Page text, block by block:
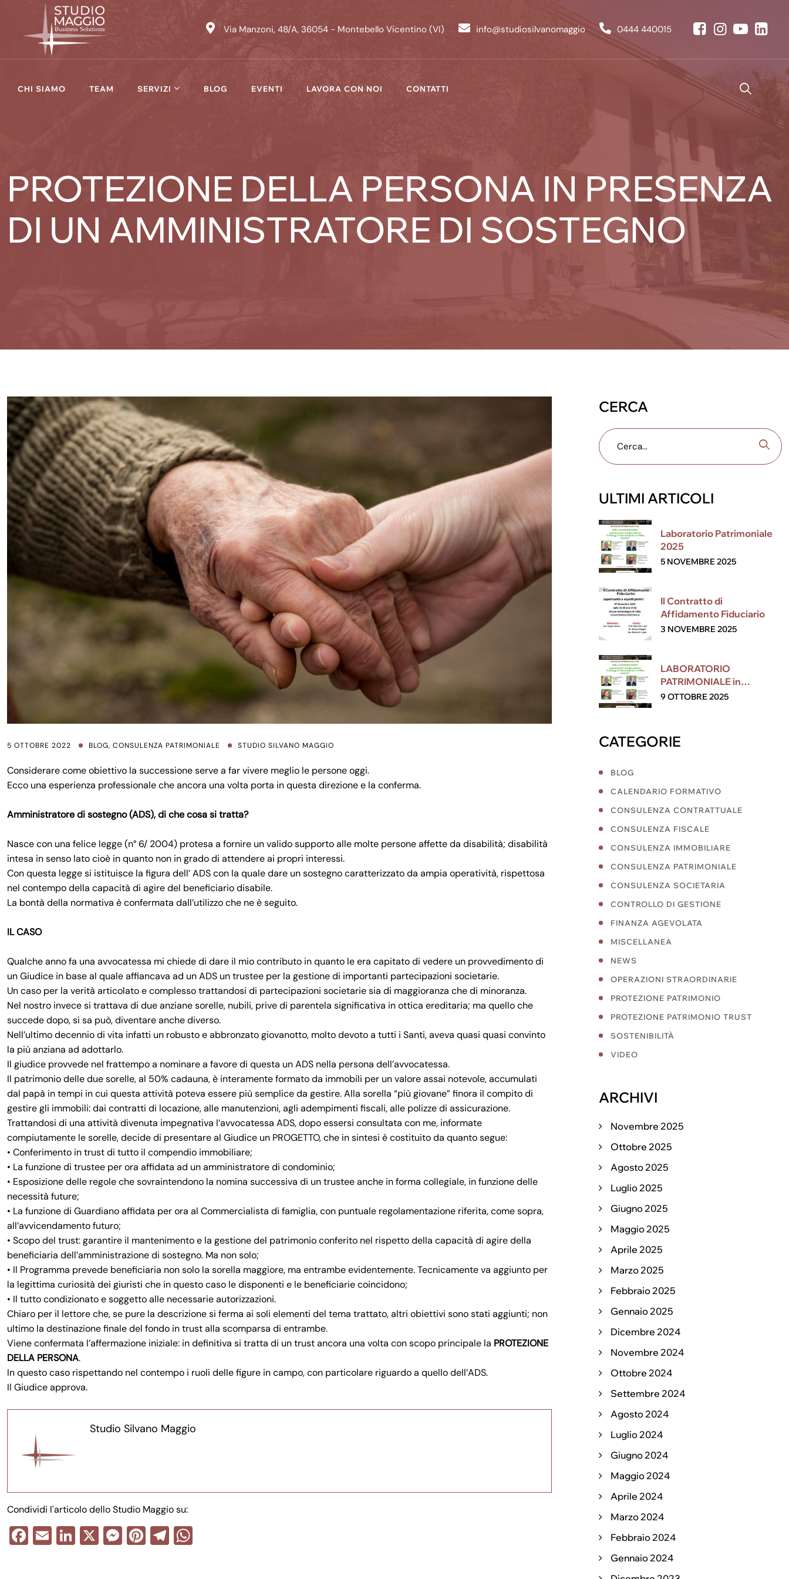
content
Via Manzoni, 48/A, 36054 - Montebello Vicentino (VI) info@studiosilvanomaggio 0444 440015
CHI SIAMO TEAM SERVIZI BLOG EVENTI LAVORA CON NOI CONTATTI
PROTEZIONE DELLA PERSONA IN PRESENZA
DI UN AMMINISTRATORE DI SOSTEGNO
5 OTTOBRE 2022 BLOG, CONSULENZA PATRIMONIALE STUDIO SILVANO MAGGIO
Considerare come obiettivo la successione serve a far vivere meglio le persone oggi.
Ecco una esperienza professionale che ancora una volta porta in questa direzione e la conferma.
Amministratore di sostegno (ADS), di che cosa si tratta?
Nasce con una felice legge (n° 6/ 2004) protesa a fornire un valido supporto alle molte persone affette da disabilità; disabilità
intesa in senso lato cioè in quanto non in grado di attendere ai propri interessi.
Con questa legge si istituisce la figura dell’ ADS con la quale dare un sostegno caratterizzato da ampia operatività, rispettosa
nel contempo della capacità di agire del beneficiario disabile.
La bontà della normativa è confermata dall’utilizzo che ne è seguito.
IL CASO
Qualche anno fa una avvocatessa mi chiede di dare il mio contributo in quanto le era capitato di vedere un provvedimento di
un Giudice in base al quale affiancava ad un ADS un trustee per la gestione di importanti partecipazioni societarie.
Un caso per la verità articolato e complesso trattandosi di partecipazioni societarie sia di maggioranza che di minoranza.
Nel nostro invece si trattava di due anziane sorelle, nubili, prive di parentela significativa in ottica ereditaria; ma quello che
succede dopo, si sa può, diventare anche diverso.
Nell’ultimo decennio di vita infatti un robusto e abbronzato giovanotto, molto devoto a tutti i Santi, aveva quasi quasi convinto
la più anziana ad adottarlo.
Il giudice provvede nel frattempo a nominare a favore di questa un ADS nella persona dell’avvocatessa.
Il patrimonio delle due sorelle, al 50% cadauna, è interamente formato da immobili per un valore assai notevole, accumulati
dal papà in tempi in cui questa attività poteva essere più semplice da gestire. Alla sorella “più giovane” finora il compito di
gestire gli immobili: dai contratti di locazione, alle manutenzioni, agli adempimenti fiscali, alle polizze di assicurazione.
Trattandosi di una attività divenuta impegnativa l’avvocatessa ADS, dopo essersi consultata con me, informate
compiutamente le sorelle, decide di presentare al Giudice un PROGETTO, che in sintesi è costituito da quanto segue:
• Conferimento in trust di tutto il compendio immobiliare;
• La funzione di trustee per ora affidata ad un amministratore di condominio;
• Esposizione delle regole che sovraintendono la nomina successiva di un trustee anche in forma collegiale, in funzione delle
necessità future;
• La funzione di Guardiano affidata per ora al Commercialista di famiglia, con puntuale regolamentazione riferita, come sopra,
all’avvicendamento futuro;
• Scopo del trust: garantire il mantenimento e la gestione del patrimonio conferito nel rispetto della capacità di agire della
beneficiaria dell’amministrazione di sostegno. Ma non solo;
• Il Programma prevede beneficiaria non solo la sorella maggiore, ma entrambe evidentemente. Tecnicamente va aggiunto per
la legittima curiosità dei giuristi che in questo caso le disponenti e le beneficiarie coincidono;
• Il tutto condizionato e soggetto alle necessarie autorizzazioni.
Chiaro per il lettore che, se pure la descrizione si ferma ai soli elementi del tema trattato, altri obiettivi sono stati aggiunti; non
ultimo la destinazione finale del fondo in trust alla scomparsa di entrambe.
Viene confermata l’affermazione iniziale: in definitiva si tratta di un trust ancora una volta con scopo principale la PROTEZIONE
DELLA PERSONA.
In questo caso rispettando nel contempo i ruoli delle figure in campo, con particolare riguardo a quello dell’ADS.
Il Giudice approva.
Studio Silvano Maggio
Condividi l'articolo dello Studio Maggio su:
F E Li X M Pi T
CERCA
ULTIMI ARTICOLI
Laboratorio Patrimoniale
2025
5 NOVEMBRE 2025
Il Contratto di
Affidamento Fiduciario
3 NOVEMBRE 2025
LABORATORIO
PATRIMONIALE in
collaborazione con ESG
9 OTTOBRE 2025
CATEGORIE
BLOG
CALENDARIO FORMATIVO
CONSULENZA CONTRATTUALE
CONSULENZA FISCALE
CONSULENZA IMMOBILIARE
CONSULENZA PATRIMONIALE
CONSULENZA SOCIETARIA
CONTROLLO DI GESTIONE
FINANZA AGEVOLATA
MISCELLANEA
NEWS
OPERAZIONI STRAORDINARIE
PROTEZIONE PATRIMONIO
PROTEZIONE PATRIMONIO TRUST
SOSTENIBILITÀ
VIDEO
ARCHIVI
Novembre 2025
Ottobre 2025
Agosto 2025
Luglio 2025
Giugno 2025
Maggio 2025
Aprile 2025
Marzo 2025
Febbraio 2025
Gennaio 2025
Dicembre 2024
Novembre 2024
Ottobre 2024
Settembre 2024
Agosto 2024
Luglio 2024
Giugno 2024
Maggio 2024
Aprile 2024
Marzo 2024
Febbraio 2024
Gennaio 2024